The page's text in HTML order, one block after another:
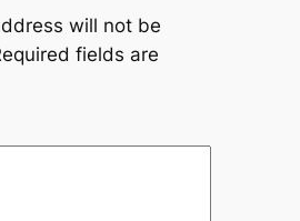
will not be
fields are